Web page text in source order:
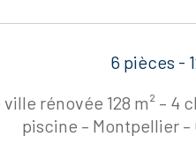
6 pièces -
ville rénovée 128 m² –
piscine – Montpellier –